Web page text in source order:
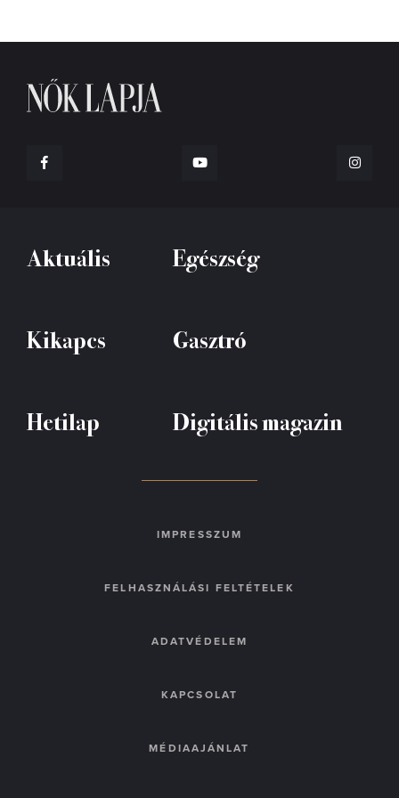
Aktuális Egészség
Kikapcs Gasztró
Hetilap Digitális magazin
IMPRESSZUM
FELHASZNÁLÁSI FELTÉTELEK
ADATVÉDELEM
KAPCSOLAT
MÉDIAAJÁNLAT